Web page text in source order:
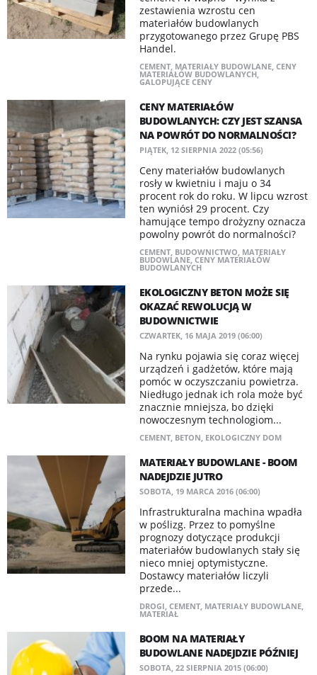
zestawienia wzrostu cen
materiałów budowlanych
przygotowanego przez Grupę PBS
Handel.
CEMENT, MATERIAŁY BUDOWLANE, CENY
MATERIAŁÓW BUDOWLANYCH,
GALOPUJĄCE CENY
CENY MATERIAŁÓW
BUDOWLANYCH: CZY JEST SZANSA
NA POWRÓT DO NORMALNOŚCI?
PIĄTEK, 12 SIERPNIA 2022 (05:56)
Ceny materiałów budowlanych
rosły w kwietniu i maju o 34
procent rok do roku. W lipcu wzrost
ten wyniósł 29 procent. Czy
hamujące tempo drożyzny oznacza
powolny powrót do normalności?
CEMENT, BUDOWNICTWO, MATERIAŁY
BUDOWLANE, CENY MATERIAŁÓW
BUDOWLANYCH
EKOLOGICZNY BETON MOŻE SIĘ
OKAZAĆ REWOLUCJĄ W
BUDOWNICTWIE
CZWARTEK, 16 MAJA 2019 (06:00)
Na rynku pojawia się coraz więcej
urządzeń i gadżetów, które mają
pomóc w oczyszczaniu powietrza.
Niedługo jednak ich rola może być
znacznie mniejsza, bo dzięki
nowoczesnym technologiom...
CEMENT, BETON, EKOLOGICZNY DOM
MATERIAŁY BUDOWLANE - BOOM
NADEJDZIE JUTRO
SOBOTA, 19 MARCA 2016 (06:00)
Infrastrukturalna machina wpadła
w poślizg. Przez to pomyślne
prognozy dotyczące produkcji
materiałów budowlanych stały się
nieco mniej optymistyczne.
Dostawcy materiałów liczyli
przede...
DROGI, CEMENT, MATERIAŁY BUDOWLANE,
MATERIAŁ
BOOM NA MATERIAŁY
BUDOWLANE NADEJDZIE PÓŹNIEJ
SOBOTA, 22 SIERPNIA 2015 (06:00)